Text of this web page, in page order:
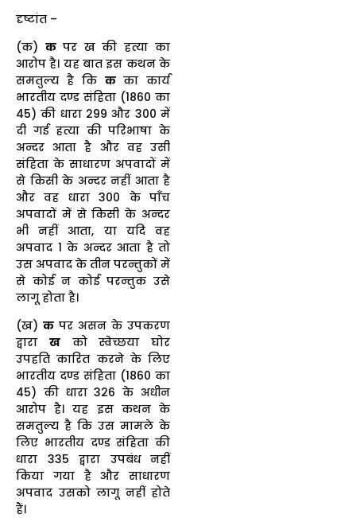
दृष्टांत –
(क) क पर ख की हत्या का
आरोप है। यह बात इस कथन के
समतुल्य है कि क का कार्य
भारतीय दण्ड संहिता (1860 का
45) की धारा 299 और 300 में
दी गई हत्या की परिभाषा के
अन्दर आता है और वह उसी
संहिता के साधारण अपवादों में
से किसी के अन्दर नहीं आता है
और वह धारा 300 के पाँच
अपवादों में से किसी के अन्दर
भी नहीं आता, या यदि वह
अपवाद 1 के अन्दर आता है तो
उस अपवाद के तीन परन्तुकों में
से कोई न कोई परन्तुक उसे
लागू होता है।
(ख) क पर असन के उपकरण
द्वारा खको स्वेच्छया घोर
उपहति कारित करने के लिए
भारतीय दण्ड संहिता (1860 का
45) की धारा 326 के अधीन
आरोप है। यह इस कथन के
समतुल्य है कि उस मामले के
लिए भारतीय दण्ड संहिता की
धारा 335 द्वारा उपबंध नहीं
किया गया है और साधारण
अपवाद उसको लागू नहीं होते
हैं।